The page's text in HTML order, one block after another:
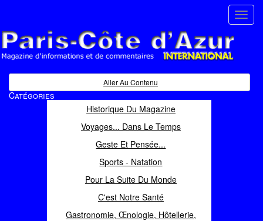
Magazine d'informations et de commentaires
Aller Au Contenu
Catégories
Historique Du Magazine
Voyages... Dans Le Temps
Geste Et Pensée...
Sports - Natation
Pour La Suite Du Monde
C'est Notre Santé
Gastronomie, Œnologie, Hôtellerie,